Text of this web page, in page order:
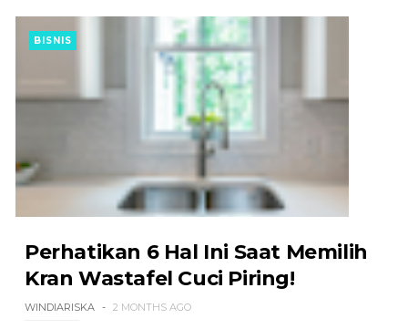
BISNIS
Perhatikan 6 Hal Ini Saat Memilih
Kran Wastafel Cuci Piring!
WINDIARISKA 2 MONTHS AGO